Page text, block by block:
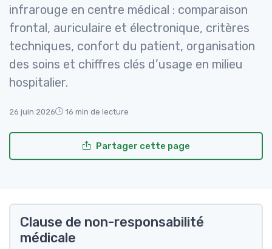
infrarouge en centre médical : comparaison
frontal, auriculaire et électronique, critères
techniques, confort du patient, organisation
des soins et chiffres clés d’usage en milieu
hospitalier.
26 juin 2026 16 min de lecture
Partager cette page
Clause de non-responsabilité
médicale